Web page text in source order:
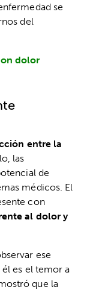
se
del
dolor
entre la
las
de
médicos. El
con
al dolor y
ese
es el temor a
que la